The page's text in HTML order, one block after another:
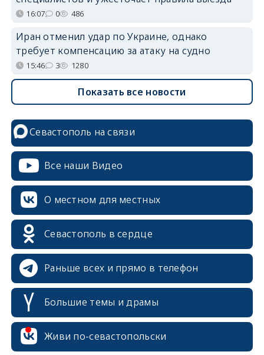
16:07 0 486
Иран отменил удар по Украине, однако
требует компенсацию за атаку на судно
15:46 3 1280
Показать все новости
Севастополь на связи
Все наши Видео
О местном для местных
Севастополь в сердце
Раньше всех и прямо в телефон
Большие темы и драмы
Живи по-севастопольски